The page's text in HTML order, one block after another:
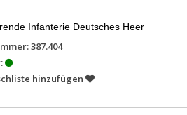
Infanterie Deutsches Heer
387.404
hinzufügen